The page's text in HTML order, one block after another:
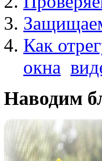
Как
окна
Наводим